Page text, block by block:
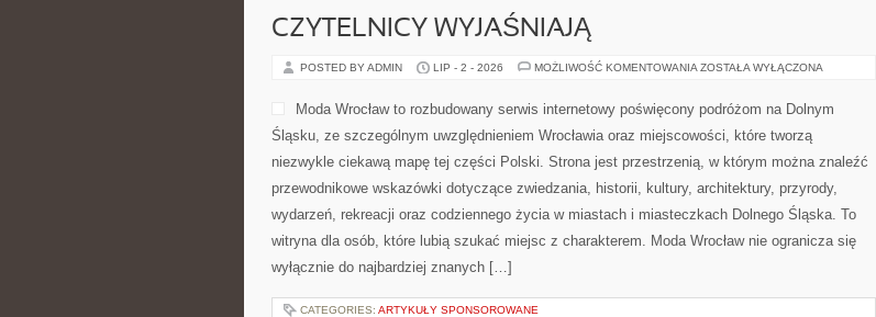
CZYTELNICY WYJAŚNIAJĄ
POSTED BY ADMIN LIP - 2 - 2026 MOŻLIWOŚĆ KOMENTOWANIA CZYTELNICY
ZOSTAŁA WYŁĄCZONA
Moda Wrocław to rozbudowany serwis internetowy poświęcony podróżom na Dolnym
Śląsku, ze szczególnym uwzględnieniem Wrocławia oraz miejscowości, które tworzą
niezwykle ciekawą mapę tej części Polski. Strona jest przestrzenią, w którym można znaleźć
przewodnikowe wskazówki dotyczące zwiedzania, historii, kultury, architektury, przyrody,
wydarzeń, rekreacji oraz codziennego życia w miastach i miasteczkach Dolnego Śląska. To
witryna dla osób, które lubią szukać miejsc z charakterem. Moda Wrocław nie ogranicza się
wyłącznie do najbardziej znanych […]
CATEGORIES: ARTYKUŁY SPONSOROWANE